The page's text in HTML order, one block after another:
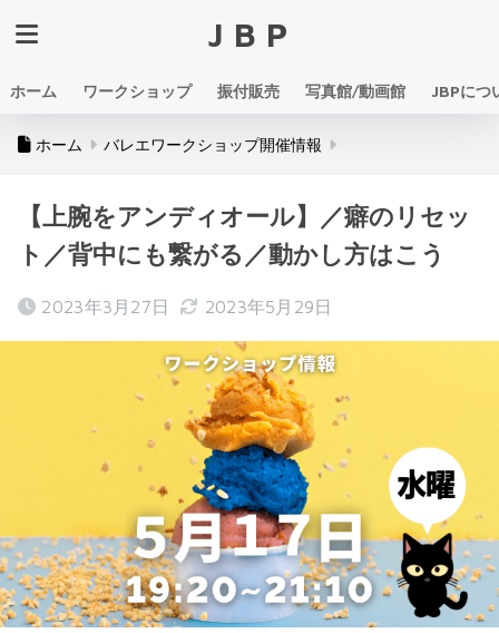
JBP
ホーム ワークショップ 振付販売 写真館/動画館 JBPにつ
ホーム バレエワークショップ開催情報
【上腕をアンディオール】／癖のリセッ
ト／背中にも繋がる／動かし方はこう
2023年3月27日 2023年5月29日